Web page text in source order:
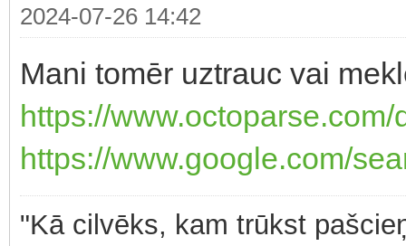
2024-07-26 14:42
Mani tomēr uztrauc vai
https://
https://www.google.com/
"Kā cilvēks, kam trūkst